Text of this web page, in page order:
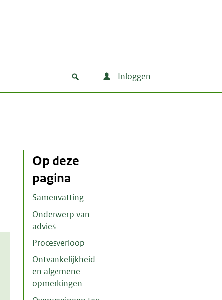
Inloggen
Op deze
pagina
Samenvatting
Onderwerp van
advies
Procesverloop
Ontvankelijkheid
en algemene
opmerkingen